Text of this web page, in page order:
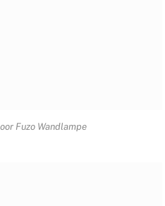
Fuzo Wandlampe